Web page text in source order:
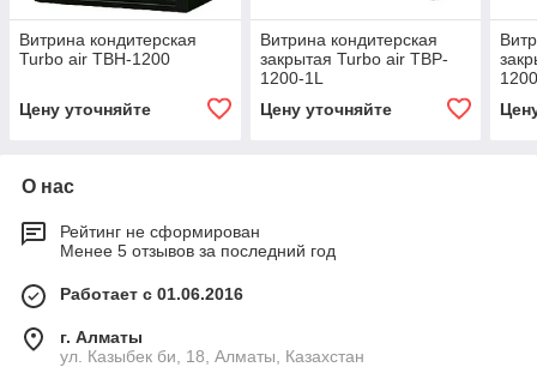
Витрина кондитерская
Turbo air TBH-1200
Цену уточняйте
Витрина кондитерская
закрытая Turbo air TBP-
1200-1L
Цену уточняйте
О нас
Рейтинг не сформирован
Менее 5 отзывов за последний год
Работает с 01.06.2016
г. Алматы
ул. Казыбек би, 18, Алматы, Казахстан